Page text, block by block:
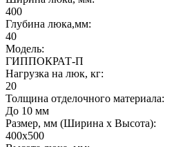
400
Глубина люка,мм:
40
Модель:
ГИППОКРАТ-П
Нагрузка на люк, кг:
20
Толщина отделочного материала:
До 10 мм
Размер, мм (Ширина х Высота):
400х500